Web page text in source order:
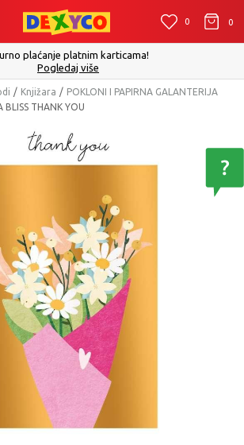
0 0
plaćanje platnim karticama!
Pogledaj više
Knjižara
POKLONI I PAPIRNA GALANTERIJA
BLISS THANK YOU